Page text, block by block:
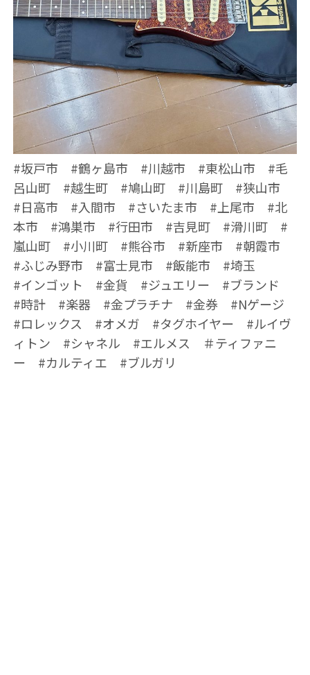
#坂戸市 #鶴ヶ島市 #川越市 #東松山市 #毛
呂山町 #越生町 #鳩山町 #川島町 #狭山市
#日高市 #入間市 #さいたま市 #上尾市 #北
本市 #鴻巣市 #行田市 #吉見町 #滑川町 #
嵐山町 #小川町 #熊谷市 #新座市 #朝霞市
#ふじみ野市 #富士見市 #飯能市 #埼玉
#インゴット #金貨 #ジュエリー #ブランド
#時計 #楽器 #金プラチナ #金券 #Nゲージ
#ロレックス #オメガ #タグホイヤー #ルイヴ
ィトン #シャネル #エルメス ＃ティファニ
ー #カルティエ #ブルガリ